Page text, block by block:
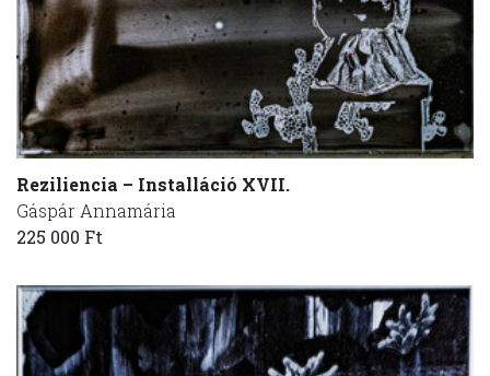
Reziliencia – Installáció XVII.
Gáspár Annamária
225 000 Ft